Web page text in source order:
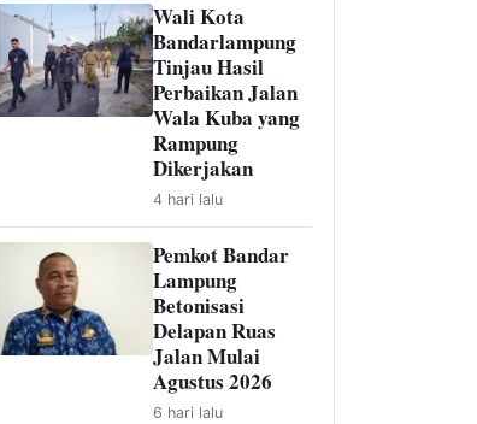
Wali Kota
Bandarlampung
Tinjau Hasil
Perbaikan Jalan
Wala Kuba yang
Rampung
Dikerjakan
4 hari lalu
Pemkot Bandar
Lampung
Betonisasi
Delapan Ruas
Jalan Mulai
Agustus 2026
6 hari lalu